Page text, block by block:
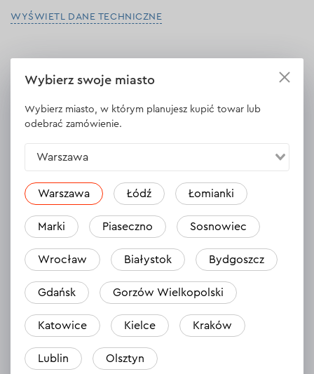
WYŚWIETL DANE TECHNICZNE
Materiały uzupełniające
Pobierz instrukcję
Zostaw opinię
Opinie 10
Andriy
01.11.2023
Czy bateria wkrętaka 120N będzie pasować?
Odpowiedź 1 odpowiedź
Mykola
Wybierz swoje miasto
Wybierz miasto, w którym planujesz kupić towar lub
odebrać zamówienie.
Warszawa
Warszawa Łódź Łomianki
Marki Piaseczno Sosnowiec
Wrocław Białystok Bydgoszcz
Gdańsk Gorzów Wielkopolski
Katowice Kielce Kraków
Lublin Olsztyn